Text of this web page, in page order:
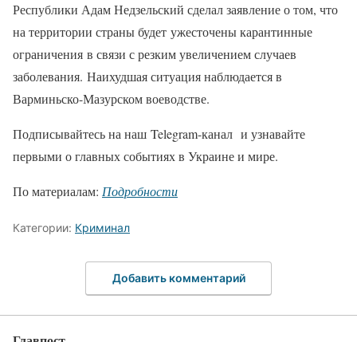
Республики Адам Недзельский сделал заявление о том, что
на территории страны будет ужесточены карантинные
ограничения в связи с резким увеличением случаев
заболевания. Наихудшая ситуация наблюдается в
Варминьско-Мазурском воеводстве.
Подписывайтесь на наш Telegram-канал и узнавайте
первыми о главных событиях в Украине и мире.
По материалам: Подробности
Категории: Криминал
Добавить комментарий